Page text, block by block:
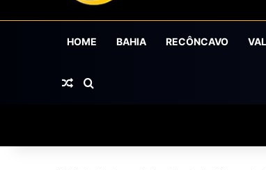
HOME BAHIA RECÔNCAVO
Artigo aleatório
Procurar por